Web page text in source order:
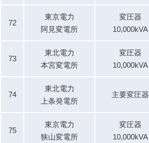
72
東京電力
阿見変電所
変圧器
10,000kVA
73
東北電力
本宮変電所
変圧器
10,000kVA
74
東北電力
上条発電所
主要変圧器
75
東京電力
狭山変電所
変圧器
10,000kVA